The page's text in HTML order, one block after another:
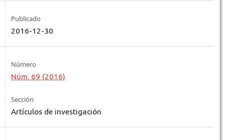
Publicado
2016-12-30
Número
Núm. 69 (2016)
Sección
Artículos de investigación